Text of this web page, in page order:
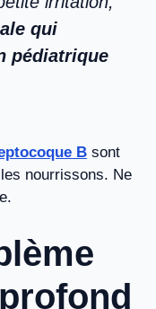
qui
pédiatrique
B sont
nourrissons. Ne